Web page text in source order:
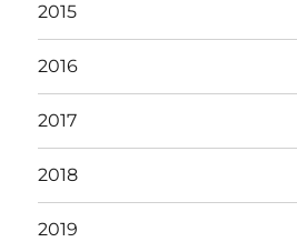
2015
2016
2017
2018
2019